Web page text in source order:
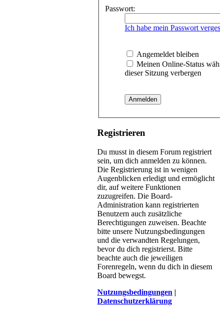
Passwort:
Ich habe mein Passwort
Angemeldet bleiben
Meinen Online-Status
dieser Sitzung verbergen
Registrieren
Du musst in diesem Forum registriert
sein, um dich anmelden zu können.
Die Registrierung ist in wenigen
Augenblicken erledigt und ermöglicht
dir, auf weitere Funktionen
zuzugreifen. Die Board-
Administration kann registrierten
Benutzern auch zusätzliche
Berechtigungen zuweisen. Beachte
bitte unsere Nutzungsbedingungen
und die verwandten Regelungen,
bevor du dich registrierst. Bitte
beachte auch die jeweiligen
Forenregeln, wenn du dich in diesem
Board bewegst.
Nutzungsbedingungen |
Datenschutzerklärung